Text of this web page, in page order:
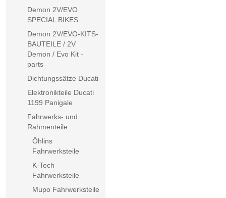
Demon 2V/EVO
SPECIAL BIKES
Demon 2V/EVO-KITS-
BAUTEILE / 2V
Demon / Evo Kit -
parts
Dichtungssätze Ducati
Elektronikteile Ducati
1199 Panigale
Fahrwerks- und
Rahmenteile
Öhlins
Fahrwerksteile
K-Tech
Fahrwerksteile
Mupo Fahrwerksteile